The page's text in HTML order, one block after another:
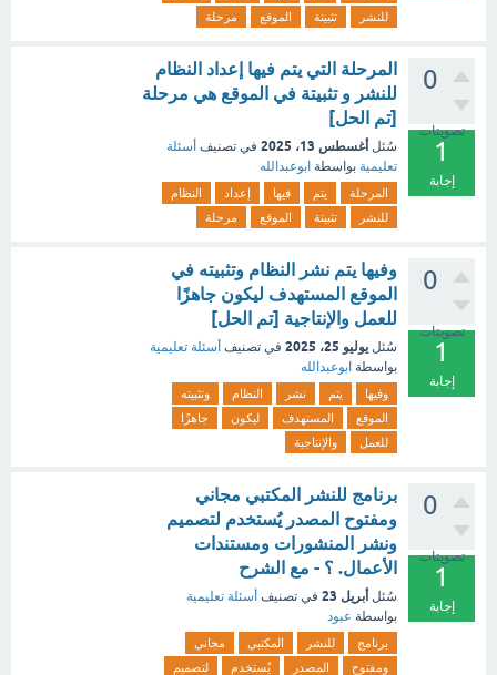
للنشر
تثبيتة الموقع مرحلة
0
تصويتات
1
إجابة
المرحلة التي يتم فيها إعداد النظام
للنشر و تثبيتة في الموقع هي مرحلة
[تم الحل]
سُئل أغسطس 13، 2025 في تصنيف أسئلة
تعليمية بواسطة ابوعبدالله
المرحلة يتم فيها إعداد
النظام
للنشر
تثبيتة الموقع مرحلة
0
تصويتات
1
إجابة
وفيها يتم نشر النظام وتثبيته في
الموقع المستهدف ليكون جاهزًا
للعمل والإنتاجية [تم الحل]
سُئل يوليو 25، 2025 في تصنيف أسئلة تعليمية
بواسطة ابوعبدالله
وفيها يتم نشر النظام
وتثبيته
الموقع
المستهدف ليكون
جاهزًا
للعمل
والإنتاجية
0
تصويتات
1
إجابة
برنامج للنشر المكتبي مجاني
ومفتوح المصدر يُستخدم لتصميم
ونشر المنشورات ومستندات
الأعمال. ؟ - مع الشرح
سُئل أبريل 23 في تصنيف أسئلة تعليمية
بواسطة عبود
برنامج للنشر المكتبي
مجاني
ومفتوح
المصدر يُستخدم
لتصميم